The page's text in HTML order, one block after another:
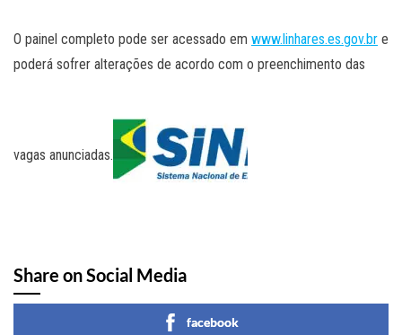
O painel completo pode ser acessado em www.linhares.es.gov.br e
poderá sofrer alterações de acordo com o preenchimento das
vagas anunciadas.
Share on Social Media
facebook